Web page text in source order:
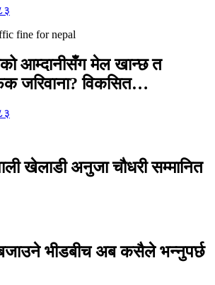
आम्दानीसँग मेल खान्छ त
जरिवाना? विकसित…
खेलाडी अनुजा चौधरी सम्मानित
भीडबीच अब कसैले भन्नुपर्छ